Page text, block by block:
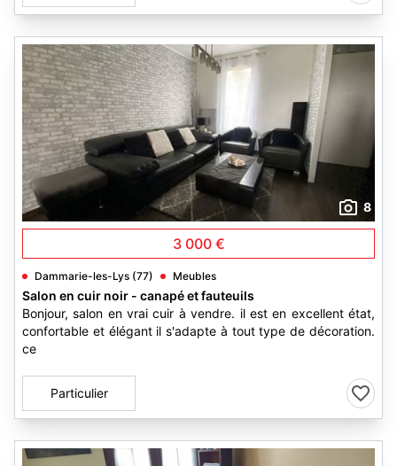
8
3 000 €
Dammarie-les-Lys (77) Meubles
Salon en cuir noir - canapé et fauteuils
Bonjour, salon en vrai cuir à vendre. il est en excellent état,
confortable et élégant il s'adapte à tout type de décoration.
ce
Particulier